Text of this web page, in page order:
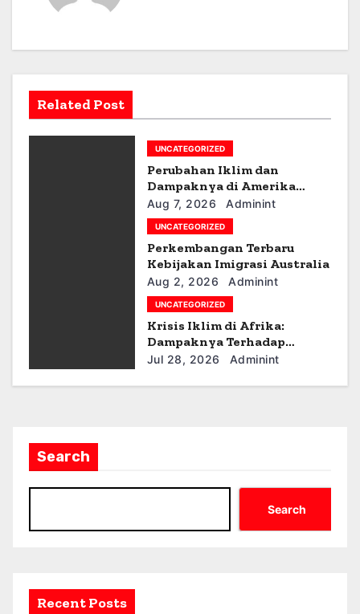
a
i
g
Related Post
UNCATEGORIZED
Perubahan Iklim dan
Dampaknya di Amerika
Latin
Aug 7, 2026 Adminint
UNCATEGORIZED
Perkembangan Terbaru
Kebijakan Imigrasi Australia
Aug 2, 2026 Adminint
UNCATEGORIZED
Krisis Iklim di Afrika:
Dampaknya Terhadap
Ekonomi dan Masyarakat
Jul 28, 2026 Adminint
Search
Search
Recent Posts